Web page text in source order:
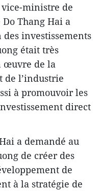
ministre de
Thang Hai a
investissements
était très
œuvre de la
de l’industrie
à promouvoir les
direct
a demandé au
de créer des
de
à la stratégie de